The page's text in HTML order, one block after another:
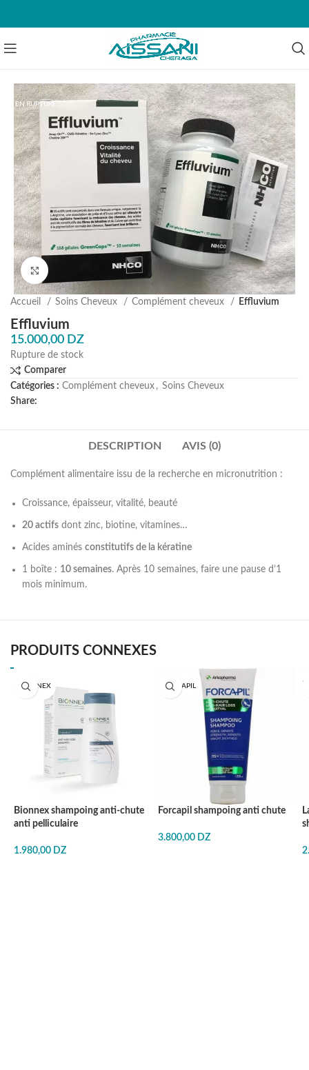
EN RUPTURE
Accueil Soins Cheveux Complément cheveux Effluvium
Effluvium
15.000,00 DZ
Rupture de stock
Comparer
Catégories : Complément cheveux , Soins Cheveux
Share:
DESCRIPTION AVIS (0)
Complément alimentaire issu de la recherche en micronutrition :
Croissance, épaisseur, vitalité, beauté
20 actifs dont zinc, biotine, vitamines…
Acides aminésconstitutifs de la kératine
1 boîte : 10 semaines. Après 10 semaines, faire une pause d’1
mois minimum.
PRODUITS CONNEXES
BIONNEX
Bionnex shampoing anti-chute
anti pelliculaire
1.980,00 DZ
FORCAPIL
Forcapil shampoing anti chute
3.800,00 DZ